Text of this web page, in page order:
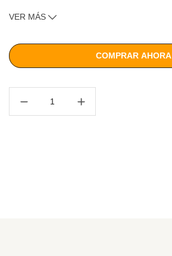
1 Contenedor medidor de pintura
1 Bandeja de apoyo
Atributos
VER MÁS
COMPRAR AHORA